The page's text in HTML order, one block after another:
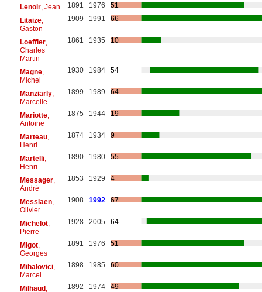
Lenoir, Jean 1891 1976
51
Litaize,
Gaston
1909 1991 66
Loeffler,
Charles
Martin
1861 1935 10
Magne,
Michel
1930 1984 54
Manziarly,
Marcelle
1899 1989 64
Mariotte,
Antoine
1875 1944 19
Marteau,
Henri
1874 1934 9
Martelli,
Henri
1890 1980 55
Messager,
André
1853 1929 4
Messiaen,
Olivier
1908 1992 67
Michelot,
Pierre
1928 2005 64
Migot,
Georges
1891 1976 51
Mihalovici,
Marcel
1898 1985 60
Milhaud,
1892 1974 49